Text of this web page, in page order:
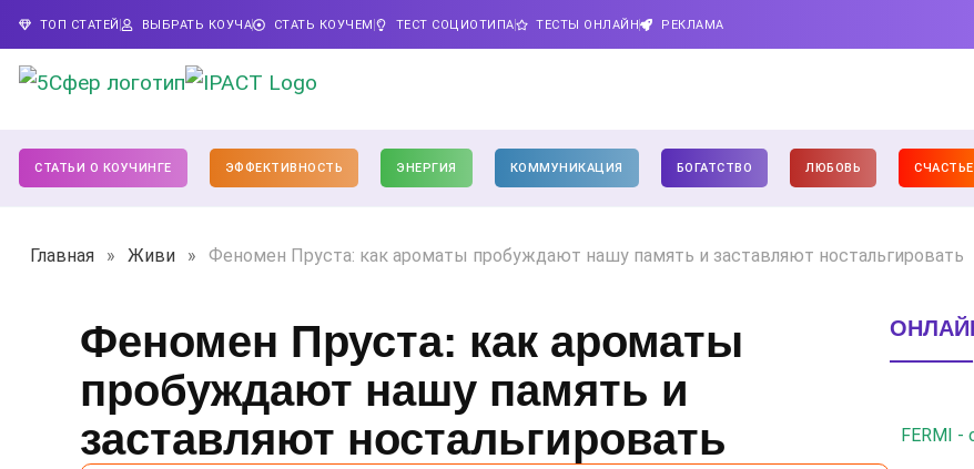
ТОП СТАТЕЙ ВЫБРАТЬ КОУЧА СТАТЬ КОУЧЕМ ТЕСТ СОЦИОТИПА ТЕСТЫ ОНЛАЙН РЕКЛАМА
СТАТЬИ О КОУЧИНГЕ ЭФФЕКТИВНОСТЬ ЭНЕРГИЯ КОММУНИКАЦИЯ БОГАТСТВО ЛЮБОВЬ СЧАСТЬЕ
Главная » Живи » Феномен Пруста: как ароматы пробуждают нашу память и заставляют ностальгировать
Феномен Пруста: как ароматы
пробуждают нашу память и
заставляют ностальгировать
FERMI -